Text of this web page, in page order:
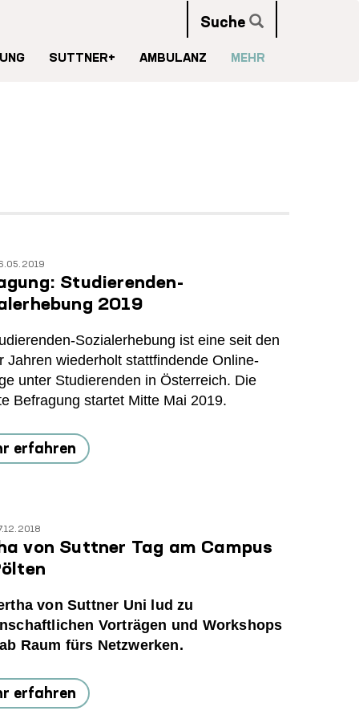
SUTTNER+ AMBULANZ MEHR
Suche
Studierenden-
2019
Sozialerhebung ist eine seit den
Jahren wiederholt stattfindende Online-
unter Studierenden in Österreich. Die
Befragung startet Mitte Mai 2019.
erfahren
von Suttner Tag am Campus
von Suttner Uni lud zu
Vorträgen und Workshops
Raum fürs Netzwerken.
erfahren